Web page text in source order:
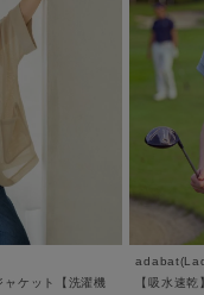
ャケット【洗濯機
【吸水速